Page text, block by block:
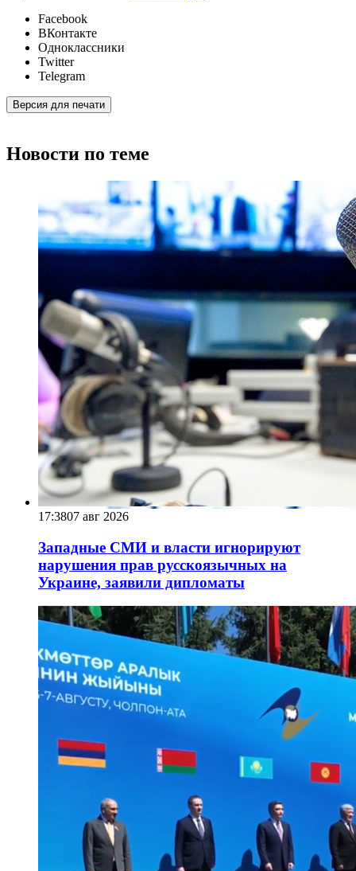
Facebook
ВКонтакте
Одноклассники
Twitter
Telegram
Версия для печати
Новости по теме
17:3807 авг 2026
Западные СМИ и власти игнорируют
нарушения прав русскоязычных на
Украине, заявили дипломаты